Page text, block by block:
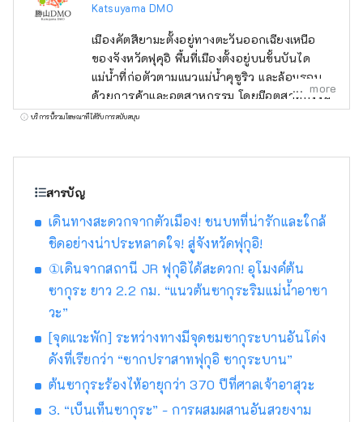
Katsuyama DMO
เมืองคัตสึยามะตั้งอยู่ทางตะวันออกเฉียงเหนือ
ของจังหวัดฟุคุอิ พื้นที่เมืองตั้งอยู่บนขั้นบันได
แม่น้ำที่ก่อตัวตามแนวแม่น้ำคุซูริว และล้อมรอบ
ด้วยการค้าและอุตสาหกรรม โดยมีอุตสาหกรรม
สิ่งทอเป็นอุตสาหกรรมหลักซึ่งเป็นอุตสาหกรรม
ถิ่นเพื่อพัฒนาพื้นที่การท่องเที่ยว เมืองคัตสึยามะ
เป็นขุมสมบัติของสถานที่ท่องเที่ยวที่น่าสนใจ เช่น
พิพิธภัณฑ์ไดโนเสาร์ และวัดเฮเซนจิ! สำหรับ
ลูกค้าที่มาเยือนคัตสึยามะ เรามีทัวร์พร้อมไกด์ที่
ให้ผู้คนมากที่สุดเท่าที่เป็นไปได้ได้สัมผัสประสบกา
จอดรถของพิพิธภัณฑ์ไดโนเสาร์ และการดำเนิน
งานของ "สถานีริมทาง Dinosaur Valley
Katsuyama" ซึ่งเปิดใน มิถุนายน 2563 เราให้
บริการแบบละเอียด นอกจากนี้เรายังดำเนินการ
กับความท้าทายอย่างแข็งขันในการสร้างธุรกิจ
more
บริการนี้รวมโฆษณาที่ได้รับการสนับสนุน
สารบัญ
เดินทางสะดวกจากตัวเมือง! ชนบทที่น่ารักและใกล้
ชิดอย่างน่าประหลาดใจ! สู่จังหวัดฟุกุอิ!
①เดินจากสถานี JR ฟุกุอิได้สะดวก! อุโมงค์ต้น
ซากุระ ยาว 2.2 กม. “แนวต้นซากุระริมแม่น้ำอาซา
วะ”
[จุดแวะพัก] ระหว่างทางมีจุดชมซากุระบานอันโด่ง
ดังที่เรียกว่า “ซากปราสาทฟุกุอิ ซากุระบาน”
ต้นซากุระร้องไห้อายุกว่า 370 ปีที่ศาลเจ้าอาสุวะ
3. “เบ็นเท็นซากุระ” - การผสมผสานอันสวยงาม